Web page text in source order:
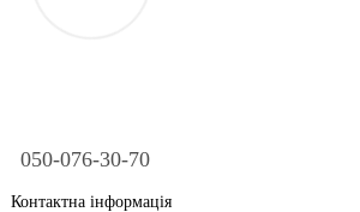
050-076-30-70
Контактна інформація